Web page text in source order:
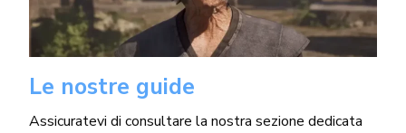
Le nostre guide
Assicuratevi di consultare la nostra sezione dedicata